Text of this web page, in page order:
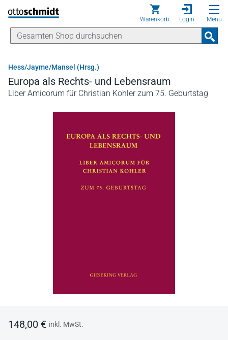
Direkt zum Inhalt
Warenkorb Login Menü
Hess/Jayme/Mansel (Hrsg.)
Europa als Rechts- und Lebensraum
Liber Amicorum für Christian Kohler zum 75. Geburtstag
148,00 € inkl. MwSt.